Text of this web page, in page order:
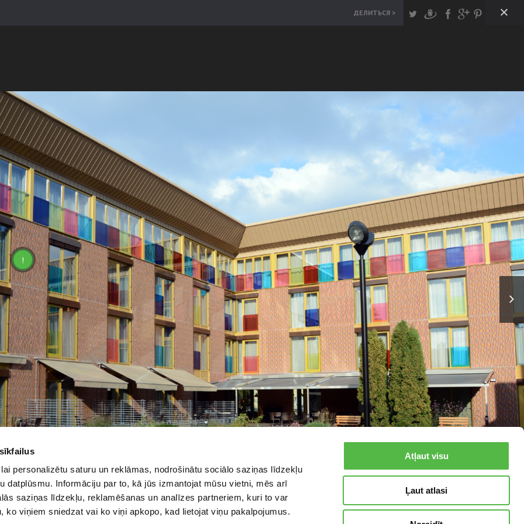
personalizētu saturu un reklāmas, nodrošinātu sociālo saziņas līdzekļu
datplūsmu. Informāciju par to, kā jūs izmantojat mūsu vietni, mēs arī
saziņas līdzekļu, reklamēšanas un analīzes partneriem, kuri to var
ko viņiem sniedzat vai ko viņi apkopo, kad lietojat viņu pakalpojumus.
Atļaut visu
Ļaut atlasi
Политика приватности Русский
!
ДЕЛИТЬСЯ >
ТЕХНИЧЕСКАЯ
ИНФОРМАЦИЯ
Снятие мерок
Установка
Гарантия
Twitter
Instagram
Google My
Business
Электронная
рассылка
ALANDEKO (ALAN Ltd) работает в сфере
оформления интерьера с 1991 года. Главными
компетенциями предприятия является
производство жалюзи, занавес и мебели, а так же
розничная торговля предметами интерьера в
Латвии, Литве и Эстонии.
2017 ALANDEKO ЖАЛЮЗИ И ШТОРЫ. ВСЕ ПРАВА ЗАЩИЩЕНЫ.